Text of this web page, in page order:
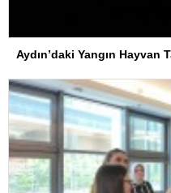
Aydın’daki Yangın Hayvan